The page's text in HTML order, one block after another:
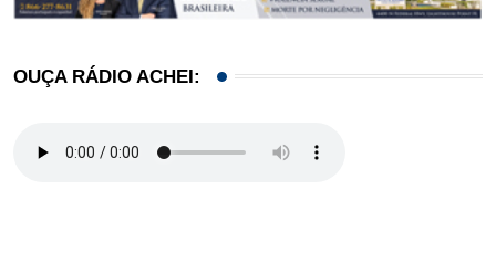
OUÇA RÁDIO ACHEI: